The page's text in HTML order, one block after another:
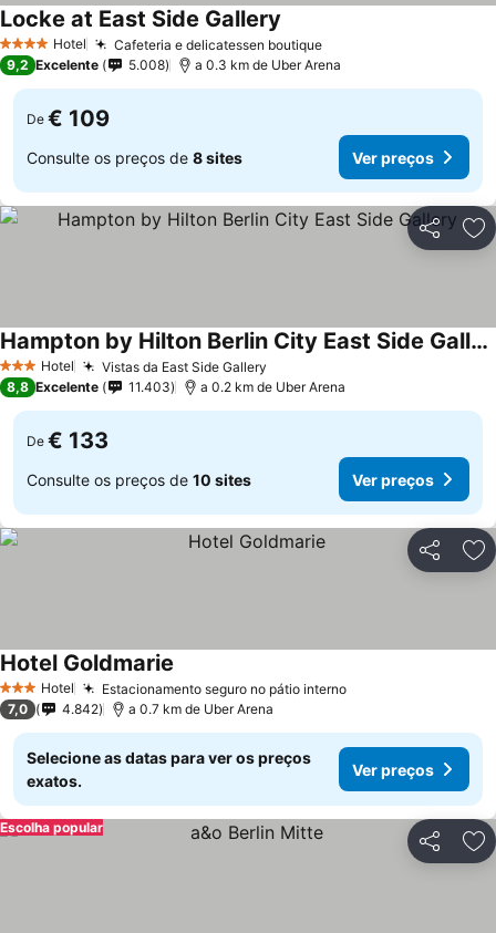
4 EstrelasHotel Cafeteria e delicatessen boutiqueVer preços
Locke at East Side Gallery
9,2 Excelente 5.008 a 0.3 km de Uber Arena
De € 109
Consulte os preços de 8 sites Ver preços
Partilhar
3 EstrelasHotel Vistas da East Side Gallery
Hampton by Hilton Berlin City East Side Gallery
Ver preços
8,8 Excelente 11.403 a 0.2 km de Uber Arena
De € 133
Consulte os preços de 10 sites Ver preços
Partilhar
3 EstrelasHotel Estacionamento seguro no pátio internoVer preços
Hotel Goldmarie
7,0 4.842 a 0.7 km de Uber Arena
Selecione as datas para ver os preços
exatos.
Ver preços
Partilhar
Escolha popular